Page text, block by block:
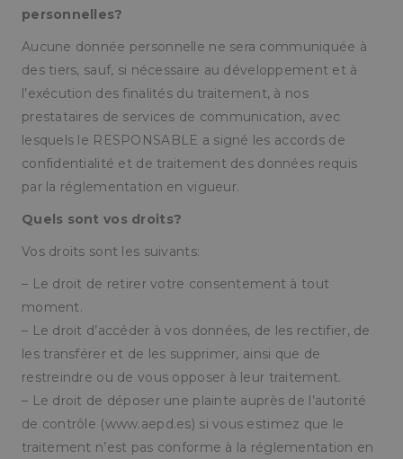
personnelles?
Aucune donnée personnelle ne sera communiquée à
des tiers, sauf, si nécessaire au développement et à
l’exécution des finalités du traitement, à nos
prestataires de services de communication, avec
lesquels le RESPONSABLE a signé les accords de
confidentialité et de traitement des données requis
par la réglementation en vigueur.
Quels sont vos droits?
Vos droits sont les suivants:
– Le droit de retirer votre consentement à tout
moment.
– Le droit d’accéder à vos données, de les rectifier, de
les transférer et de les supprimer, ainsi que de
restreindre ou de vous opposer à leur traitement.
– Le droit de déposer une plainte auprès de l’autorité
de contrôle (www.aepd.es) si vous estimez que le
traitement n’est pas conforme à la réglementation en